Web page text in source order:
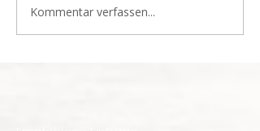
Kommentar verfassen...